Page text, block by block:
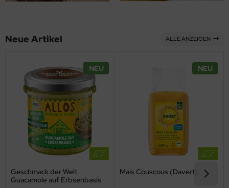
Neue Artikel ALLE ANZEIGEN
NEU
Geschmack der Welt
Guacamole auf Erbsenbasis
NEU
Mais Couscous (Davert)
& Süßungsmittel